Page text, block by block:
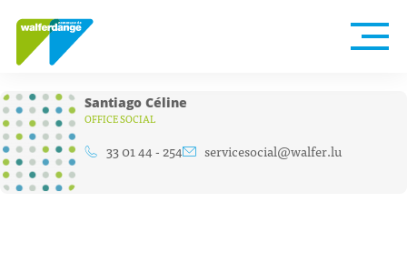
Santiago Céline
OFFICE SOCIAL
33 01 44 - 254 servicesocial@walfer.lu